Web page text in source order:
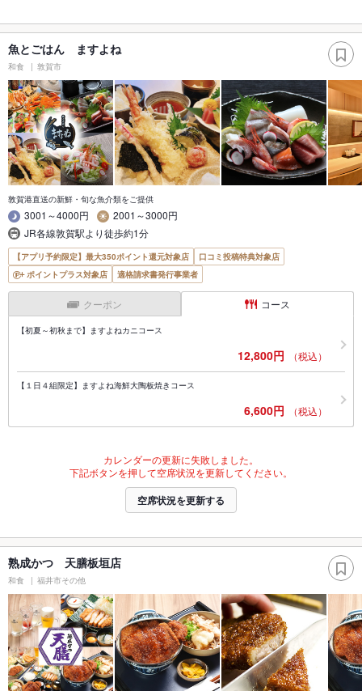
魚とごはん ますよね
和食 敦賀市
敦賀港直送の新鮮・旬な魚介類をご提供
3001～4000円
2001～3000円
JR各線敦賀駅より徒歩約1分
【アプリ予約限定】最大350ポイント還元対象店
口コミ投稿特典対象店
ポイントプラス対象店
適格請求書発行事業者
クーポン コース
【初夏～初秋まで】ますよねカニコース
12,800円 （税込）
【１日４組限定】ますよね海鮮大陶板焼きコース
6,600円 （税込）
カレンダーの更新に失敗しました。
下記ボタンを押して空席状況を更新してください。
空席状況を更新する
熟成かつ 天膳板垣店
和食 福井市その他